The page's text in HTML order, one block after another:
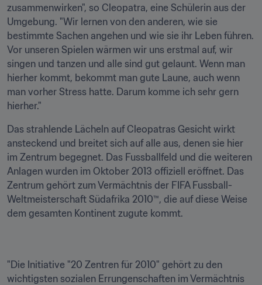
zusammenwirken", so Cleopatra, eine Schülerin aus der
Umgebung. "Wir lernen von den anderen, wie sie
bestimmte Sachen angehen und wie sie ihr Leben führen.
Vor unseren Spielen wärmen wir uns erstmal auf, wir
singen und tanzen und alle sind gut gelaunt. Wenn man
hierher kommt, bekommt man gute Laune, auch wenn
man vorher Stress hatte. Darum komme ich sehr gern
hierher."
Das strahlende Lächeln auf Cleopatras Gesicht wirkt
ansteckend und breitet sich auf alle aus, denen sie hier
im Zentrum begegnet. Das Fussballfeld und die weiteren
Anlagen wurden im Oktober 2013 offiziell eröffnet. Das
Zentrum gehört zum Vermächtnis der FIFA Fussball-
Weltmeisterschaft Südafrika 2010™, die auf diese Weise
dem gesamten Kontinent zugute kommt.
"Die Initiative "20 Zentren für 2010" gehört zu den
wichtigsten sozialen Errungenschaften im Vermächtnis